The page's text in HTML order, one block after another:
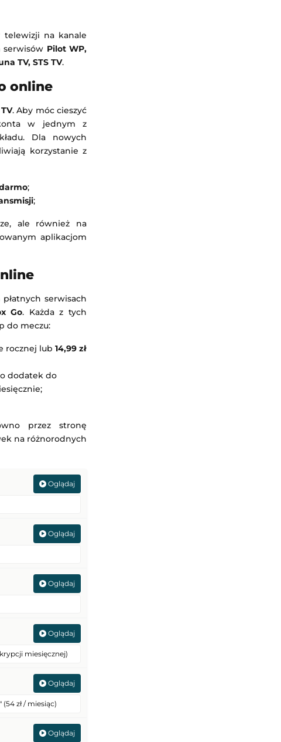
telewizji na kanale
serwisów Pilot WP,
TV, STS TV.
online
. Aby móc cieszyć
w jednym z
Dla nowych
korzystanie z
;
;
ale również na
aplikacjom
serwisach
Go. Każda z tych
do meczu:
rocznej lub 14,99 zł
dodatek do
przez stronę
na różnorodnych
Oglądaj
Oglądaj
Oglądaj
Oglądaj
miesięcznej)
Oglądaj
zł / miesiąc)
Oglądaj